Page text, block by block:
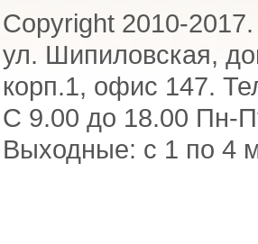
Copyright 2010-
ул. Шипиловская,
корп.1, офис 147.
С 9.00 до 18.00 Пн-
Выходные: с 1 по 4